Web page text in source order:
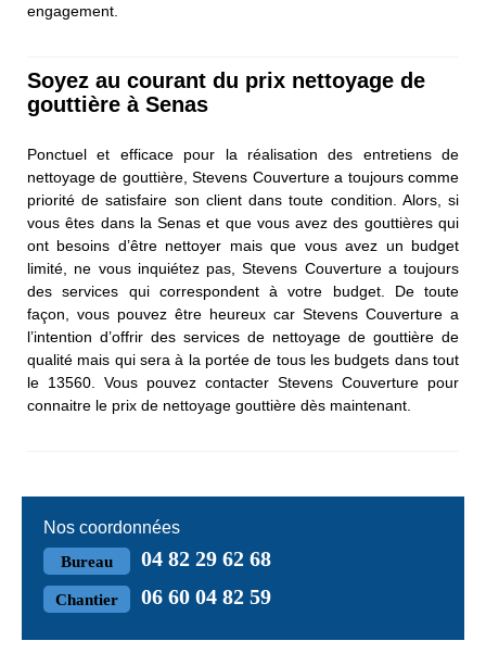
engagement.
Soyez au courant du prix nettoyage de
gouttière à Senas
Ponctuel et efficace pour la réalisation des entretiens de
nettoyage de gouttière, Stevens Couverture a toujours comme
priorité de satisfaire son client dans toute condition. Alors, si
vous êtes dans la Senas et que vous avez des gouttières qui
ont besoins d’être nettoyer mais que vous avez un budget
limité, ne vous inquiétez pas, Stevens Couverture a toujours
des services qui correspondent à votre budget. De toute
façon, vous pouvez être heureux car Stevens Couverture a
l’intention d’offrir des services de nettoyage de gouttière de
qualité mais qui sera à la portée de tous les budgets dans tout
le 13560. Vous pouvez contacter Stevens Couverture pour
connaitre le prix de nettoyage gouttière dès maintenant.
Nos coordonnées
Bureau 04 82 29 62 68
Chantier 06 60 04 82 59